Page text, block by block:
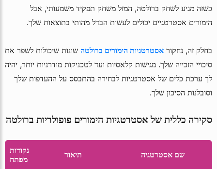
כשזה מגיע לשחק ברולטה, המזל משחק תפקיד משמעותי, אבל
הימורים אסטרטגיים יכולים לעשות הבדל מהותי בתוצאות שלך.
בחלק זה, נחקור אסטרטגיות הימורים ברולטה שונות שיכולות לשפר את
סיכויי הזכייה שלך. מגישות קלאסיות ועד לטכניקות מודרניות יותר, יהיה
לך ערכת כלים של אסטרטגיות לבחירה בהתבסס על ההעדפות שלך
וסובלנות הסיכון שלך.
סקירה כללית של אסטרטגיות הימורים פופולריות ברולטה
שם אסטרטגיה תיאור
נקודות
מפתח